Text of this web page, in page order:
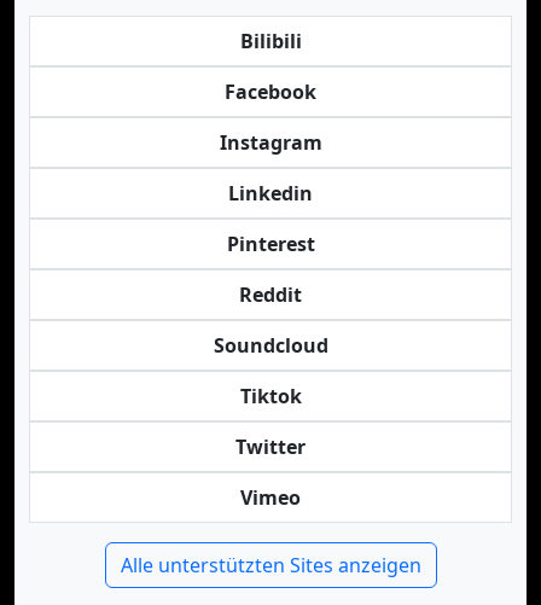
Bilibili
Facebook
Instagram
Linkedin
Pinterest
Reddit
Soundcloud
Tiktok
Twitter
Vimeo
Alle unterstützten Sites anzeigen